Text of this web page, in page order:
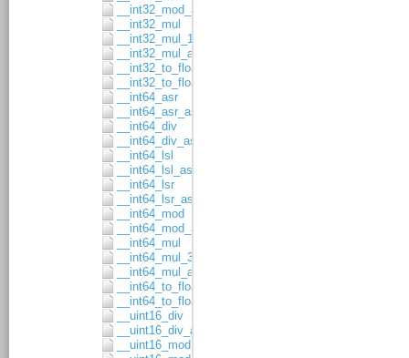
__int32_mod_asgn
__int32_mul
__int32_mul_16x16
__int32_mul_asgn
__int32_to_float32
__int32_to_float64
__int64_asr
__int64_asr_asgn
__int64_div
__int64_div_asgn
__int64_lsl
__int64_lsl_asgn
__int64_lsr
__int64_lsr_asgn
__int64_mod
__int64_mod_asgn
__int64_mul
__int64_mul_32x32
__int64_mul_asgn
__int64_to_float32
__int64_to_float64
__uint16_div
__uint16_div_asgn
__uint16_mod